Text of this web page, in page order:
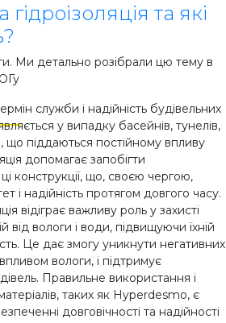
та які
Ми детально розібрали цю тему в
служби і надійність будівельних
у випадку басейнів, тунелів,
що піддаються постійному впливу
допомагає запобігти
конструкції, що, своєю чергою,
і надійність протягом довгого часу.
відіграє важливу роль у захисті
від вологи і води, підвищуючи їхній
Це дає змогу уникнути негативних
впливом вологи, і підтримує
Правильне використання і
таких як Hyperdesmo, є
довговічності та надійності